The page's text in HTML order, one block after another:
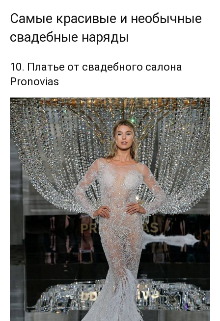
Самые красивые и необычные
свадебные наряды
10. Платье от свадебного салона
Pronovias